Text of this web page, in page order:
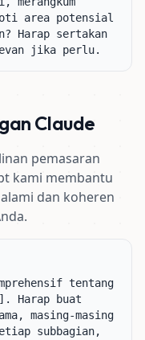
area potensial
Harap sertakan
jika perlu.
Claude
pemasaran
kami membantu
dan koheren
tentang
Harap buat
masing-masing
subbagian,